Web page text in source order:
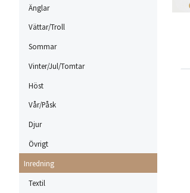
Änglar
Vättar/Troll
Sommar
Vinter/Jul/Tomtar
Höst
Vår/Påsk
Djur
Övrigt
Inredning
Textil